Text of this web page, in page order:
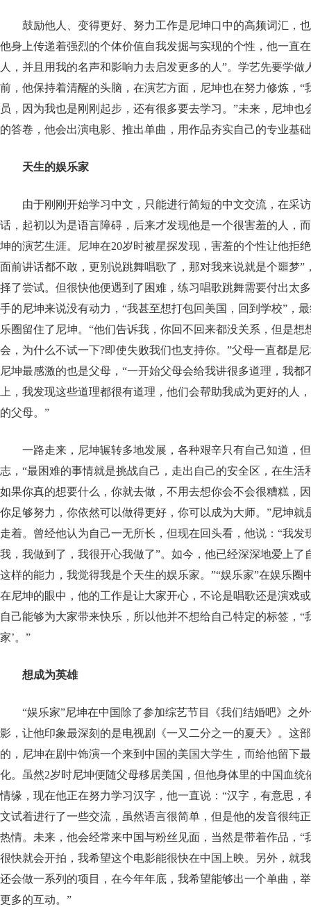
鼓励他人、变得更好、努力工作是尼坤口中的高频词汇，
他身上传递着强烈的个体价值自我发掘与实现的个性，他一直
人，并且用我的名声和影响力去启发更多的人”。学艺先要学做
前，他保持着清醒的头脑，在演艺方面，尼坤也在努力修炼，“
员，因为我也是刚刚起步，还有很多要去学习。”未来，尼坤也
的答卷，他会出演电影、推出单曲，用作品夯实自己的专业基
天生的娱乐家
由于刚刚开始学习中文，只能进行简短的中文交流，在采
话，起初以为是语言障碍，后来才发现他是一个很害羞的人，
坤的演艺生涯。尼坤在20岁时被星探发现，害羞的个性让他拒
面前讲话都不敢，更别说跳舞唱歌了，那对我来说就是个噩梦”
择了尝试。但很快他便遇到了困难，练习唱歌跳舞需要付出太
手的尼坤来说没有动力，“我甚至想打包回美国，回到学校”，
乐圈留住了尼坤。“他们告诉我，你回不回来都没关系，但是想
会，为什么不试一下?即使失败我们也支持你。”父母一直都是
尼坤最感激的也是父母，“一开始父母会给我讲很多道理，我都
上，我发现这些道理都很有道理，他们会帮助我成为更好的人
的父母。”
一路走来，尼坤辗转多地发展，各种艰辛只有自己知道，
志，“最困难的事情就是挑战自己，走出自己的安全区，在生活
如果你真的想要什么，你就去做，不用去想你会不会很糟糕，
你足够努力，你依然可以做得更好，你可以成为大师。”尼坤就
走着。曾经他认为自己一无所长，但现在回头看，他说：“我发
我，我做到了，我很开心我做了”。如今，他已经深深地爱上了
这样的能力，我觉得我是个天生的娱乐家。”“娱乐家”在娱乐圈
在尼坤的眼中，他的工作是让大家开心，不论是唱歌还是演戏
自己能够为大家带来快乐，所以他并不想给自己特定的标签，“
家’。”
想成为英雄
“娱乐家”尼坤在中国除了参加综艺节目《我们结婚吧》之
影，让他印象最深刻的是电视剧《一又二分之一的夏天》。这
的，尼坤在剧中饰演一个来到中国的美国大学生，而给他留下
化。虽然2岁时尼坤便随父母移居美国，但他身体里的中国血统
情缘，现在他正在努力学习汉字，他一直说：“汉字，有意思，
文试着进行了一些交流，虽然语言很简单，但是他的发音很纯
热情。未来，他会经常来中国与粉丝见面，当然是带着作品，“
很快就会开拍，我希望这个电影能很快在中国上映。另外，就
还会做一系列的项目，在今年年底，我希望能够出一个单曲，
更多的互动。”